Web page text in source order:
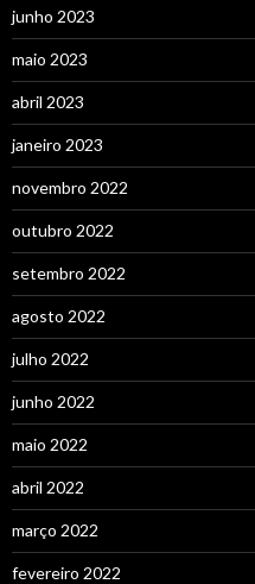
junho 2023
maio 2023
abril 2023
janeiro 2023
novembro 2022
outubro 2022
setembro 2022
agosto 2022
julho 2022
junho 2022
maio 2022
abril 2022
março 2022
fevereiro 2022